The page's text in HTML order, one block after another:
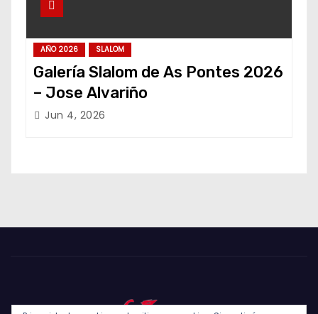
AÑO 2026 SLALOM
Galería Slalom de As Pontes 2026
– Jose Alvariño
Jun 4, 2026